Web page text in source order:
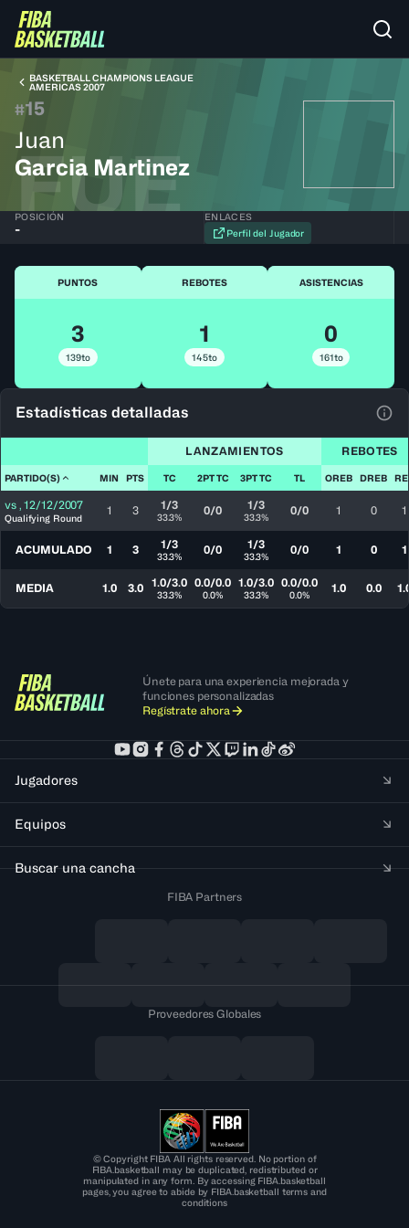
BASKETBALL CHAMPIONS LEAGUE
AMERICAS 2007
#15
Juan
Garcia Martinez
FUE
POSICIÓN
-
ENLACES
Perfil del Jugador
PUNTOS
3
139to
REBOTES
1
145to
ASISTENCIAS
0
161to
Estadísticas detalladas
LANZAMIENTOS REBOTES
PARTIDO(S) MIN PTS TC 2PT TC 3PT TC TL OREB DREB
vs ,12/12/2007
Qualifying Round
1 3 1/3
33.3% 0/0 1/3
33.3% 0/0 1 0 1
ACUMULADO 1 3 1/3
33.3% 0/0 1/3
33.3% 0/0 1 0 1
MEDIA 1.0 3.0 1.0/3.0
33.3%
0.0/0.0
0.0%
1.0/3.0
33.3%
0.0/0.0
0.0% 1.0 0.0
Únete para una experiencia mejorada y
funciones personalizadas
Regístrate ahora
Jugadores
Equipos
Buscar una cancha
FIBA Partners
Proveedores Globales
© Copyright FIBA All rights reserved. No portion of
FIBA.basketball may be duplicated, redistributed or
manipulated in any form. By accessing FIBA.basketball
pages, you agree to abide by FIBA.basketball terms and
conditions